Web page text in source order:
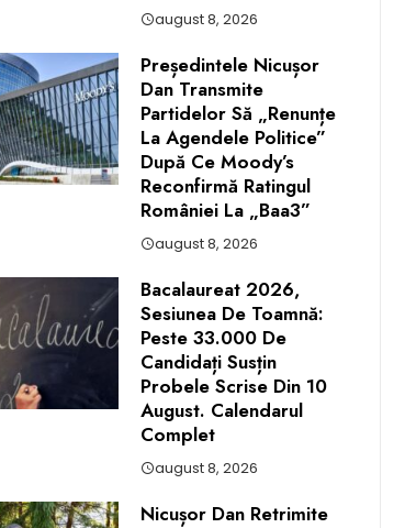
august 8, 2026
Președintele Nicușor
Dan Transmite
Partidelor Să „renunțe
La Agendele Politice”
După Ce Moody’s
Reconfirmă Ratingul
României La „Baa3”
august 8, 2026
Bacalaureat 2026,
Sesiunea De Toamnă:
Peste 33.000 De
Candidați Susțin
Probele Scrise Din 10
August. Calendarul
Complet
august 8, 2026
Nicușor Dan Retrimite